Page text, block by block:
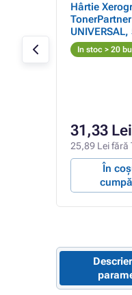
Hârtie
UNIVERSAL,
In stoc > 20
31,33 Lei
25,89 Lei fără
În